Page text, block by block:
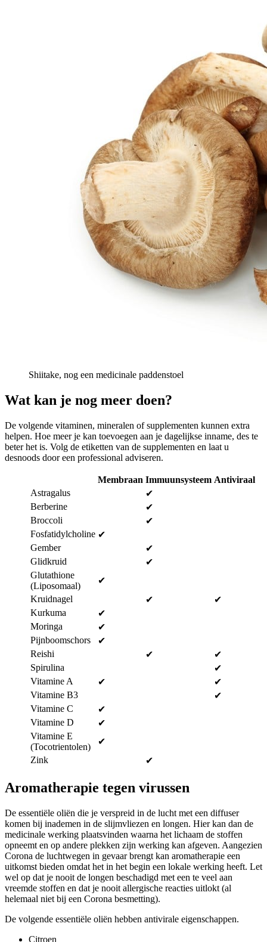
Shiitake, nog een medicinale paddenstoel
Wat kan je nog meer doen?
De volgende vitaminen, mineralen of supplementen kunnen extra
helpen. Hoe meer je kan toevoegen aan je dagelijkse inname, des te
beter het is. Volg de etiketten van de supplementen en laat u
desnoods door een professional adviseren.
Membraan Immuunsysteem Antiviraal
Astragalus
✔
Berberine
✔
Broccoli
✔
Fosfatidylcholine ✔
Gember
✔
Glidkruid
✔
Glutathione
(Liposomaal)
✔
Kruidnagel
✔
✔
Kurkuma
✔
Moringa
✔
Pijnboomschors
✔
Reishi
✔
✔
Spirulina
✔
Vitamine A
✔
✔
Vitamine B3
✔
Vitamine C
✔
Vitamine D
✔
Vitamine E
(Tocotrientolen)
✔
Zink
✔
Aromatherapie tegen virussen
De essentiële oliën die je verspreid in de lucht met een diffuser
komen bij inademen in de slijmvliezen en longen. Hier kan dan de
medicinale werking plaatsvinden waarna het lichaam de stoffen
opneemt en op andere plekken zijn werking kan afgeven. Aangezien
Corona de luchtwegen in gevaar brengt kan aromatherapie een
uitkomst bieden omdat het in het begin een lokale werking heeft. Let
wel op dat je nooit de longen beschadigd met een te veel aan
vreemde stoffen en dat je nooit allergische reacties uitlokt (al
helemaal niet bij een Corona besmetting).
De volgende essentiële oliën hebben antivirale eigenschappen.
Citroen